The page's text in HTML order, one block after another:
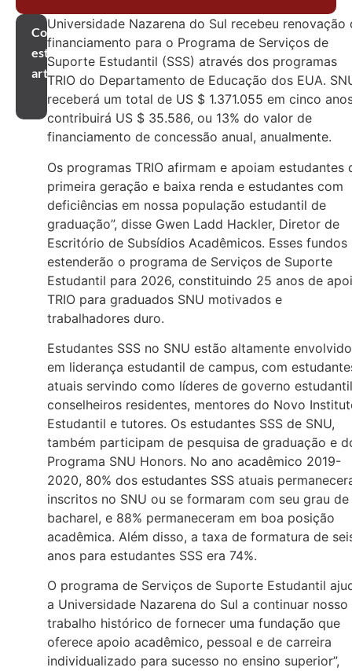
Compartilhar
este
artigo
Universidade Nazarena do Sul recebeu renovação
financiamento para o Programa de Serviços de
Suporte Estudantil (SSS) através dos programas
TRIO do Departamento de Educação dos EUA.
receberá um total de US $ 1.371.055 em cinco
contribuirá US $ 35.586, ou 13% do valor de
financiamento de concessão anual, anualmente.
Os programas TRIO afirmam e apoiam estudantes
primeira geração e baixa renda e estudantes com
deficiências em nossa população estudantil de
graduação”, disse Gwen Ladd Hackler, Diretor de
Escritório de Subsídios Acadêmicos. Esses fundos
estenderão o programa de Serviços de Suporte
Estudantil para 2026, constituindo 25 anos de
TRIO para graduados SNU motivados e
trabalhadores duro.
Estudantes SSS no SNU estão altamente
em liderança estudantil de campus, com
atuais servindo como líderes de governo
conselheiros residentes, mentores do Novo
Estudantil e tutores. Os estudantes SSS de SNU,
também participam de pesquisa de graduação e
Programa SNU Honors. No ano acadêmico 2019-
2020, 80% dos estudantes SSS atuais
inscritos no SNU ou se formaram com seu grau de
bacharel, e 88% permaneceram em boa posição
acadêmica. Além disso, a taxa de formatura de
anos para estudantes SSS era 74%.
O programa de Serviços de Suporte Estudantil
a Universidade Nazarena do Sul a continuar nosso
trabalho histórico de fornecer uma fundação que
oferece apoio acadêmico, pessoal e de carreira
individualizado para sucesso no ensino superior”,